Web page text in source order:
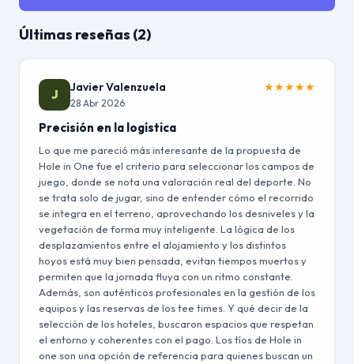
Últimas reseñas (2)
J Javier Valenzuela
28 Abr 2026
★★★★★
Precisión en la logística
Lo que me pareció más interesante de la propuesta de
Hole in One fue el criterio para seleccionar los campos de
juego, donde se nota una valoración real del deporte. No
se trata solo de jugar, sino de entender cómo el recorrido
se integra en el terreno, aprovechando los desniveles y la
vegetación de forma muy inteligente. La lógica de los
desplazamientos entre el alojamiento y los distintos
hoyos está muy bien pensada, evitan tiempos muertos y
permiten que la jornada fluya con un ritmo constante.
Además, son auténticos profesionales en la gestión de los
equipos y las reservas de los tee times. Y qué decir de la
selección de los hoteles, buscaron espacios que respetan
el entorno y coherentes con el pago. Los tíos de Hole in
one son una opción de referencia para quienes buscan un